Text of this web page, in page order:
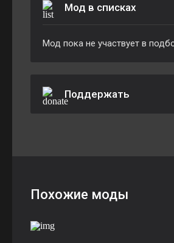
Мод в списках
Мод пока не участвует в
Поддержать
Похожие моды